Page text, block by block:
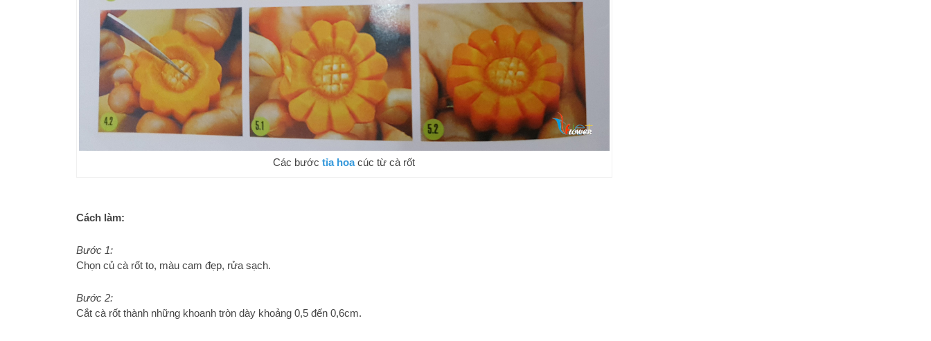
Các bướctỉa hoacúc từ cà rốt
Cách làm:
Bước 1:
Chọn củ cà rốt to, màu cam đẹp, rửa sạch.
Bước 2:
Cắt cà rốt thành những khoanh tròn dày khoảng 0,5 đến 0,6cm.